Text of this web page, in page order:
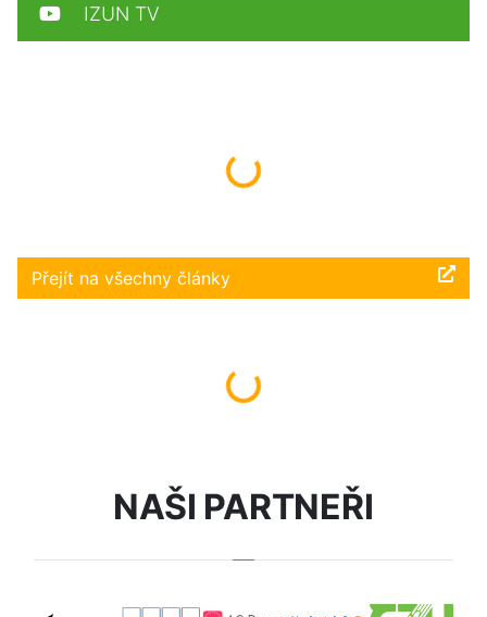
Načítám...
Přejít na všechny články
Načítám...
IZUN TV
NAŠI PARTNEŘI